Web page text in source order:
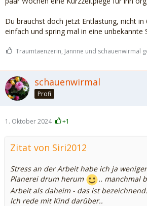
Du brauchst doch jetzt Entlastung, nicht in
einfach und spring mal in eine unbekannte
Traumtaenzerin, Jannne und schauenwirmal
schauenwirmal
Profi
1. Oktober 2024 +1
Zitat von Siri2012
Stress an der Arbeit habe ich ja
Planerei drum herum
.. manchmal
Arbeit als daheim - das ist bezeichnend.
Ich rede mit Kind darüber..